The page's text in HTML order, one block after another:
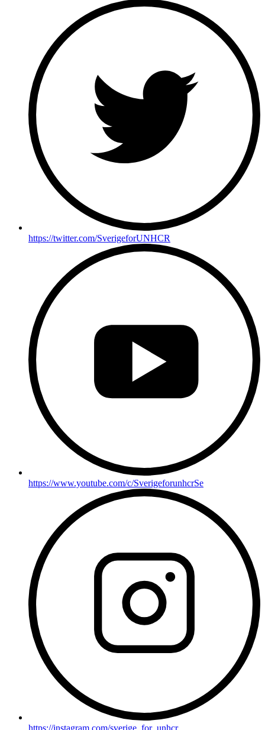
https://twitter.com/SverigeforUNHCR
https://www.youtube.com/c/SverigeforunhcrSe
https://instagram.com/sverige_for_unhcr